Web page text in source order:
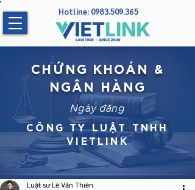
Hotline: 0983.509.365
CHỨNG KHOÁN &
NGÂN HÀNG
Ngày đăng
CÔNG TY LUẬT TNHH
VIETLINK
Luật sư Lê Văn Thiên